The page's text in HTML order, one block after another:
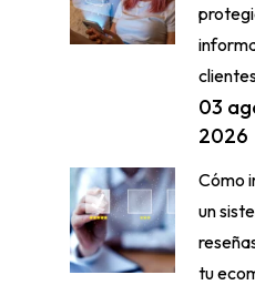
03
2026
Cómo
un
tu